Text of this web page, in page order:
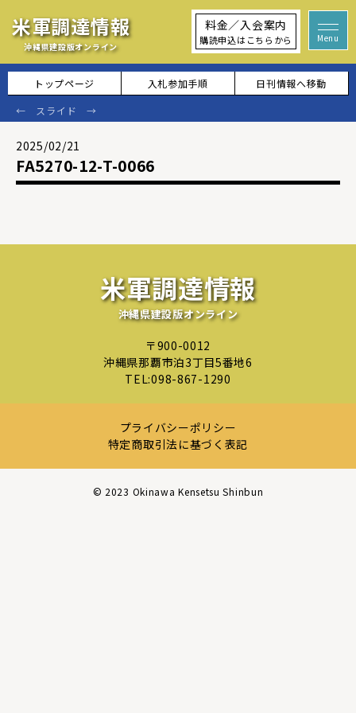
米軍調達情報
沖縄県建設版オンライン
料金／入会案内
購読申込はこちらから
トップページ 入札参加手順 日刊情報へ移動
2025/02/21
FA5270-12-T-0066
米軍調達情報
沖縄県建設版オンライン
〒900-0012
沖縄県那覇市泊3丁目5番地6
TEL:098-867-1290
プライバシーポリシー
特定商取引法に基づく表記
©︎ 2023 Okinawa Kensetsu Shinbun